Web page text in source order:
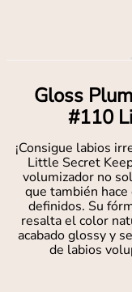
Gloss
#110
¡Consigue labios
Little Secret
volumizador no
que también
definidos. Su
resalta el color
acabado glossy y
de labios